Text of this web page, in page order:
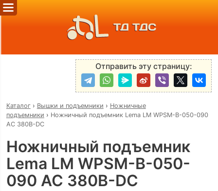
ТД ТДС
Отправить эту страницу:
Каталог› Вышки и подъемники › Ножничные
подъемники › Ножничный подъемник Lema LM WPSM-B-050-090
AC 380В-DC
Ножничный подъемник
Lema LM WPSM-B-050-
090 AC 380В-DC